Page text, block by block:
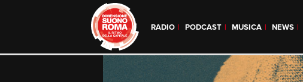
RADIO PODCAST MUSICA NEWS